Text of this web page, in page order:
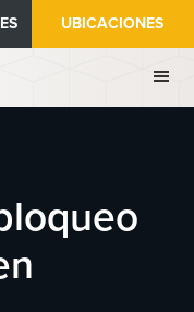
UBICACIONES